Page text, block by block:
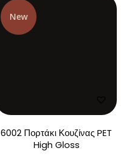
New
6002 Πορτάκι Κουζίνας PET
High Gloss